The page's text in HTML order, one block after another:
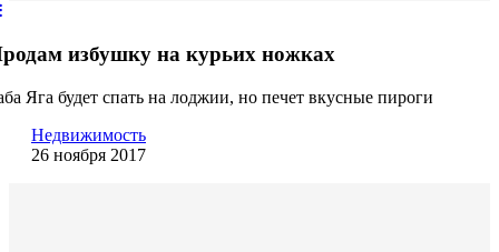
избушку на курьих ножках
Яга будет спать на лоджии, но печет вкусные пироги
Недвижимость
26 ноября 2017